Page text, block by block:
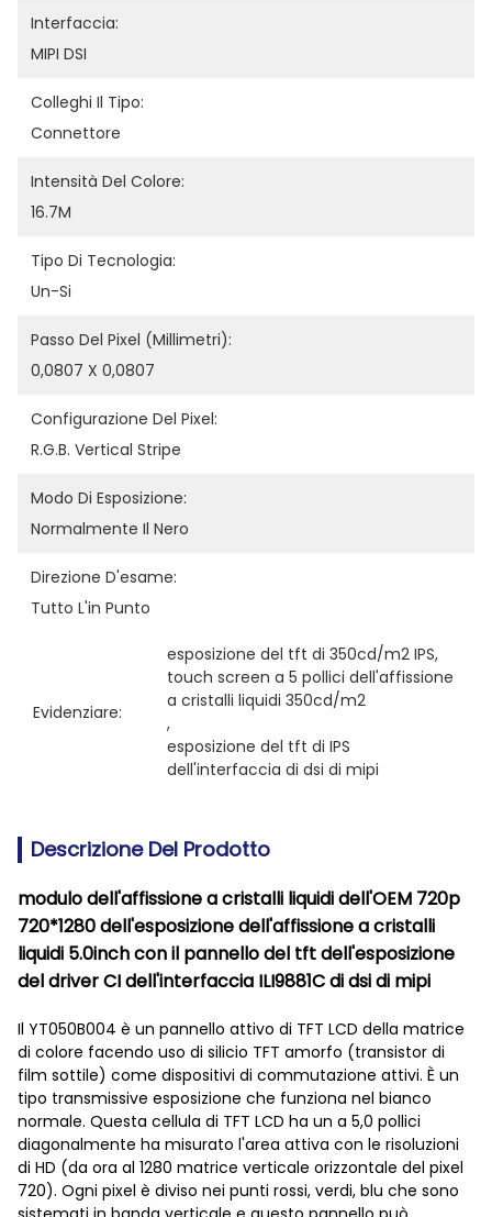
Interfaccia:
MIPI DSI
Colleghi Il Tipo:
Connettore
Intensità Del Colore:
16.7M
Tipo Di Tecnologia:
Un-Si
Passo Del Pixel (millimetri):
0,0807 X 0,0807
Configurazione Del Pixel:
R.G.B. Vertical Stripe
Modo Di Esposizione:
Normalmente Il Nero
Direzione D'esame:
Tutto L'in Punto
Evidenziare:
esposizione del tft di 350cd/m2 IPS,
touch screen a 5 pollici dell'affissione
a cristalli liquidi 350cd/m2
,
esposizione del tft di IPS
dell'interfaccia di dsi di mipi
Descrizione Del Prodotto
modulo dell'affissione a cristalli liquidi dell'OEM 720p
720*1280 dell'esposizione dell'affissione a cristalli
liquidi 5.0inch con il pannello del tft dell'esposizione
del driver CI dell'interfaccia ILI9881C di dsi di mipi
Il YT050B004 è un pannello attivo di TFT LCD della matrice
di colore facendo uso di silicio TFT amorfo (transistor di
film sottile) come dispositivi di commutazione attivi. È un
tipo transmissive esposizione che funziona nel bianco
normale. Questa cellula di TFT LCD ha un a 5,0 pollici
diagonalmente ha misurato l'area attiva con le risoluzioni
di HD (da ora al 1280 matrice verticale orizzontale del pixel
720). Ogni pixel è diviso nei punti rossi, verdi, blu che sono